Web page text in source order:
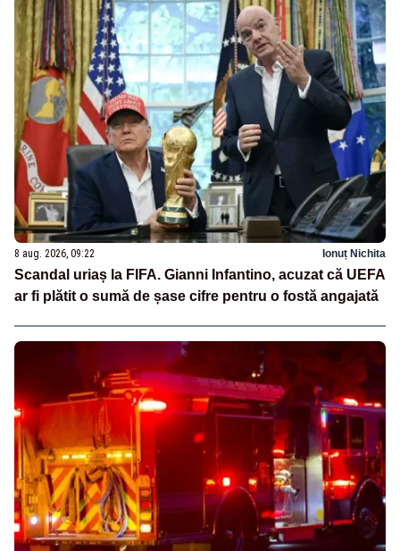
8 aug. 2026, 09:22 Ionuț Nichita
Scandal uriaș la FIFA. Gianni Infantino, acuzat că UEFA
ar fi plătit o sumă de șase cifre pentru o fostă angajată